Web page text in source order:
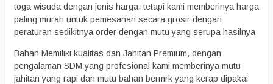
toga wisuda dengan jenis harga, tetapi kami memberinya harga
paling murah untuk pemesanan secara grosir dengan
peraturan sedikitnya order dengan mutu yang serupa hasilnya
Bahan Memiliki kualitas dan Jahitan Premium, dengan
pengalaman SDM yang profesional kami memberinya mutu
jahitan yang rapi dan mutu bahan bermrk yang kerap dipakai